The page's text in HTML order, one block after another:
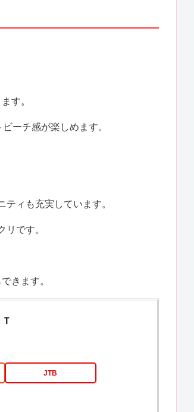
す。
ーチ感が楽しめます。
ィも充実しています。
リです。
きます。
JTB